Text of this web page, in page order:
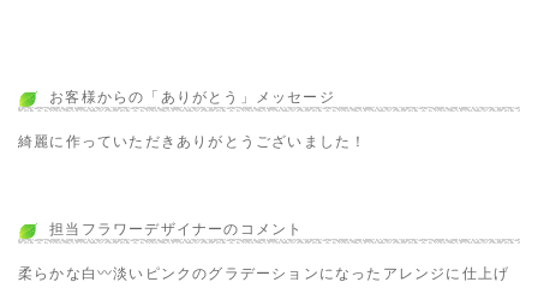
お客様からの「ありがとう」メッセージ
綺麗に作っていただきありがとうございました！
担当フラワーデザイナーのコメント
柔らかな白〰️淡いピンクのグラデーションになったアレンジに仕上げ